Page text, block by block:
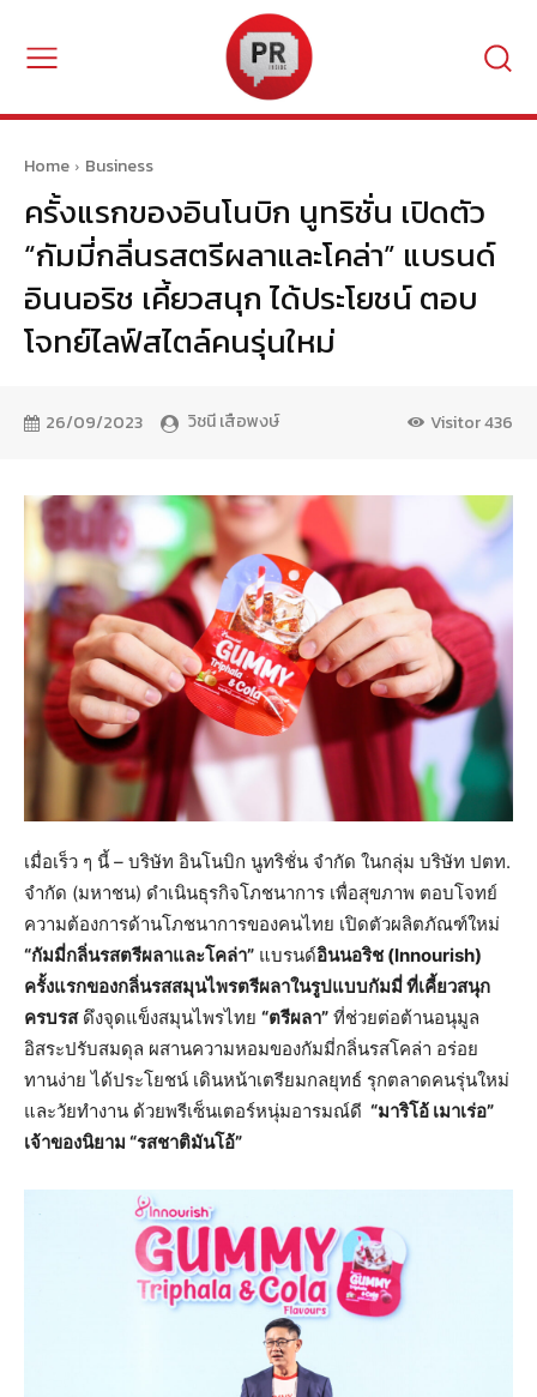
Home Business
ครั้งแรกของอินโนบิก นูทริชั่น เปิดตัว
“กัมมี่กลิ่นรสตรีผลาและโคล่า” แบรนด์
อินนอริช เคี้ยวสนุก ได้ประโยชน์ ตอบ
โจทย์ไลฟ์สไตล์คนรุ่นใหม่
26/09/2023 วิชนี เสือพงษ์ Visitor436
เมื่อเร็ว ๆ นี้ – บริษัท อินโนบิก นูทริชั่น จำกัด ในกลุ่ม บริษัท ปตท.
จำกัด (มหาชน) ดำเนินธุรกิจโภชนาการ เพื่อสุขภาพ ตอบโจทย์
ความต้องการด้านโภชนาการของคนไทย เปิดตัวผลิตภัณฑ์ใหม่
“กัมมี่กลิ่นรสตรีผลาและโคล่า” แบรนด์อินนอริช (Innourish)
ครั้งแรกของกลิ่นรสสมุนไพรตรีผลาในรูปแบบกัมมี่ ที่เคี้ยวสนุก
ครบรสดึงจุดแข็งสมุนไพรไทย “ตรีผลา” ที่ช่วยต่อต้านอนุมูล
อิสระปรับสมดุล ผสานความหอมของกัมมี่กลิ่นรสโคล่า อร่อย
ทานง่าย ได้ประโยชน์ เดินหน้าเตรียมกลยุทธ์ รุกตลาดคนรุ่นใหม่
และวัยทำงาน ด้วยพรีเซ็นเตอร์หนุ่มอารมณ์ดี “มาริโอ้ เมาเร่อ”
เจ้าของนิยาม “รสชาติมันโอ้”